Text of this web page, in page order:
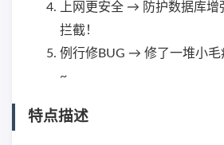
上网更安全 → 防护数据库增
拦截！
例行修BUG → 修了一堆小毛
~
特点描述